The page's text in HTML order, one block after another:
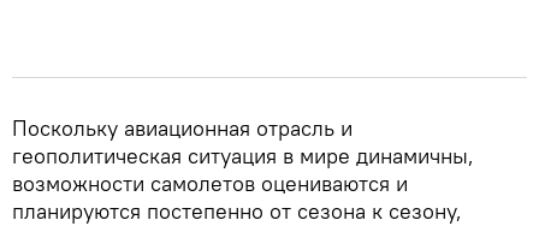
Поскольку авиационная отрасль и
геополитическая ситуация в мире динамичны,
возможности самолетов оцениваются и
планируются постепенно от сезона к сезону,